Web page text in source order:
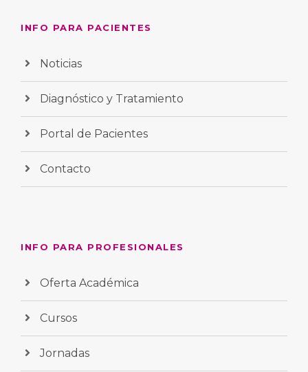
INFO PARA PACIENTES
Noticias
Diagnóstico y Tratamiento
Portal de Pacientes
Contacto
INFO PARA PROFESIONALES
Oferta Académica
Cursos
Jornadas